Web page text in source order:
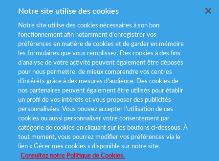
Mentions légales
Politiques de gestion des cookies
Politique données personnelles
Services consommateurs
Déclaration d’accessibilité
Notre site utilise des cookies
Notre site utilise des cookies nécessaires à son bon
fonctionnement afin notamment d’enregistrer vos
préférences en matière de cookies et de garder en mémoire
les formulaires que vous remplissez. Des cookies à des fins
d’analyse de votre activité peuvent également être déposés
pour nous permettre, de mieux comprendre vos centres
d'intérêts grâce à des mesures d’audience. Des cookies de
nos partenaires peuvent également être utilisés pour établir
un profil de vos intérêts et vous proposer des publicités
personnalisées. Vous pouvez accepter l’utilisation de ces
cookies ou aussi personnaliser votre consentement par
catégorie de cookies en cliquant sur les boutons ci-dessous. À
tout moment, vous pourrez modifier vos préférences via le
lien « Gérer mes cookies » disponible sur notre site.
Consultez notre Politique de Cookies.